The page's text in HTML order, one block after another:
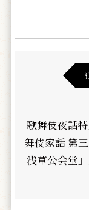
歌舞伎夜話
舞伎家話 第
浅草公会堂